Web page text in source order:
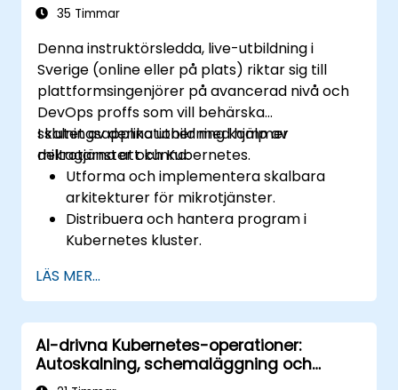
35 Timmar
Denna instruktörsledda, live-utbildning i
Sverige (online eller på plats) riktar sig till
plattformsingenjörer på avancerad nivå och
DevOps proffs som vill behärska
skalningsapplikationer med hjälp av
mikrotjänster och Kubernetes.
I slutet av denna utbildning kommer
deltagarna att kunna:
Utforma och implementera skalbara
arkitekturer för mikrotjänster.
Distribuera och hantera program i
Kubernetes kluster.
distribution av tjänster.
Övervaka och upprätthålla
hälsotillståndet för mikrotjänster i
produktion.
Tillämpa metodtips för säkerhet och
LÄS MER...
AI-drivna Kubernetes-operationer:
Autoskalning, schemaläggning och
resursoptimering